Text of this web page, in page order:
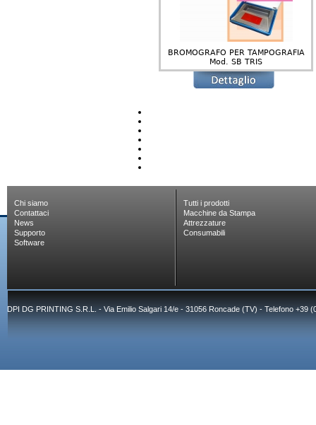
BROMOGRAFO PER TAMPOGRAFIA
Mod. SB TRIS
Chi siamo
Contattaci
News
Supporto
Software
Tutti i prodotti
Macchine da Stampa
Attrezzature
Consumabili
DPI DG PRINTING S.R.L. - Via Emilio Salgari 14/e - 31056 Roncade (TV) - Telefono